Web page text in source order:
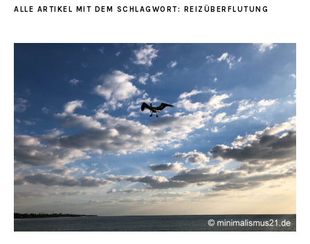
ALLE ARTIKEL MIT DEM SCHLAGWORT: REIZÜBERFLUTUNG